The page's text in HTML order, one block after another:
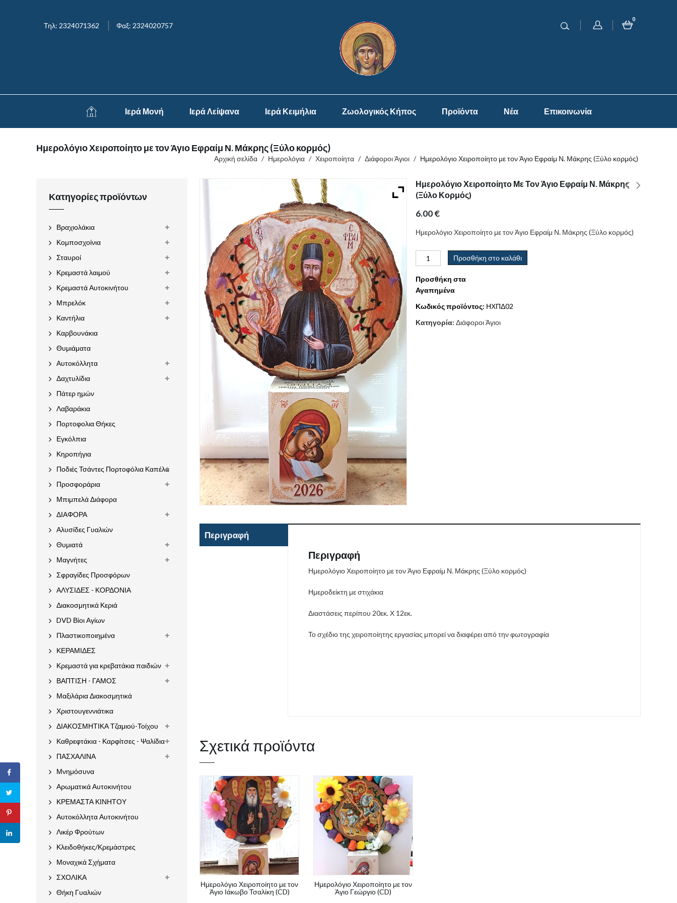
Τηλ: 2324071362 Φαξ: 2324020757
0
Ιερά Μονή Ιερά Λείψανα Ιερά Κειμήλια Ζωολογικός Κήπος Προϊόντα Νέα Επικοινωνία
Ημερολόγιο Χειροποίητο με τον Άγιο Εφραίμ Ν. Μάκρης (Ξύλο κορμός)
Αρχική σελίδα / Ημερολόγια / Χειροποίητα / Διάφοροι Άγιοι / Ημερολόγιο Χειροποίητο με τον Άγιο Εφραίμ Ν. Μάκρης (Ξύλο κορμός)
Ημερολόγιο Χειροποίητο Με Τον Άγιο Εφραίμ Ν. Μάκρης
(Ξύλο Κορμός)
6.00€
Ημερολόγιο Χειροποίητο με τον Άγιο Εφραίμ Ν. Μάκρης (Ξύλο κορμός)
Προσθήκη στο καλάθι
Προσθήκη στα
Αγαπημένα
Κωδικός προϊόντος: ΗΧΠΔ02
Κατηγορία:Διάφοροι Άγιοι
Περιγραφή
Περιγραφή
Ημερολόγιο Χειροποίητο με τον Άγιο Εφραίμ Ν. Μάκρης (Ξύλο κορμός)
Ημεροδείκτη με στιχάκια
Διαστάσεις περίπου 20εκ. Χ 12εκ.
Το σχέδιο της χειροποίητης εργασίας μπορεί να διαφέρει από την φωτογραφία
Σχετικά προϊόντα
Ημερολόγιο Χειροποίητο με τον
Άγιο Ιάκωβο Τσαλίκη (CD)
Ημερολόγιο Χειροποίητο με τον
Άγιο Γεώργιο (CD)
Κατηγορίες προϊόντων
Βραχιολάκια
Κομποσχοίνια
Σταυροί
Κρεμαστά λαιμού
Κρεμαστά Αυτοκινήτου
Μπρελόκ
Καντήλια
Καρβουνάκια
Θυμιάματα
Αυτοκόλλητα
Δαχτυλίδια
Πάτερ ημών
Λαβαράκια
Πορτοφολια Θήκες
Εγκόλπια
Κηροπήγια
Ποδιές Τσάντες Πορτοφόλια Καπέλα
Προσφοράρια
Μπιμπελά Διάφορα
ΔΙΑΦΟΡΑ
Αλυσίδες Γυαλιών
Θυμιατά
Μαγνήτες
Σφραγίδες Προσφόρων
ΑΛΥΣΙΔΕΣ - ΚΟΡΔΟΝΙΑ
Διακοσμητικά Κεριά
DVD Βίοι Αγίων
Πλαστικοποιημένα
ΚΕΡΑΜΙΔΕΣ
Κρεμαστά για κρεβατάκια παιδιών
ΒΑΠΤΙΣΗ - ΓΑΜΟΣ
Μαξιλάρια Διακοσμητικά
Χριστουγεννιάτικα
ΔΙΑΚΟΣΜΗΤΙΚΑ Τζαμιού-Τοίχου
Καθρεφτάκια - Καρφίτσες - Ψαλίδια
ΠΑΣΧΑΛΙΝΑ
Μνημόσυνα
Αρωματικά Αυτοκινήτου
ΚΡΕΜΑΣΤΑ ΚΙΝΗΤΟΥ
Αυτοκόλλητα Αυτοκινήτου
Λικέρ Φρούτων
Κλειδοθήκες/Κρεμάστρες
Μοναχικά Σχήματα
ΣΧΟΛΙΚΑ
Θήκη Γυαλιών